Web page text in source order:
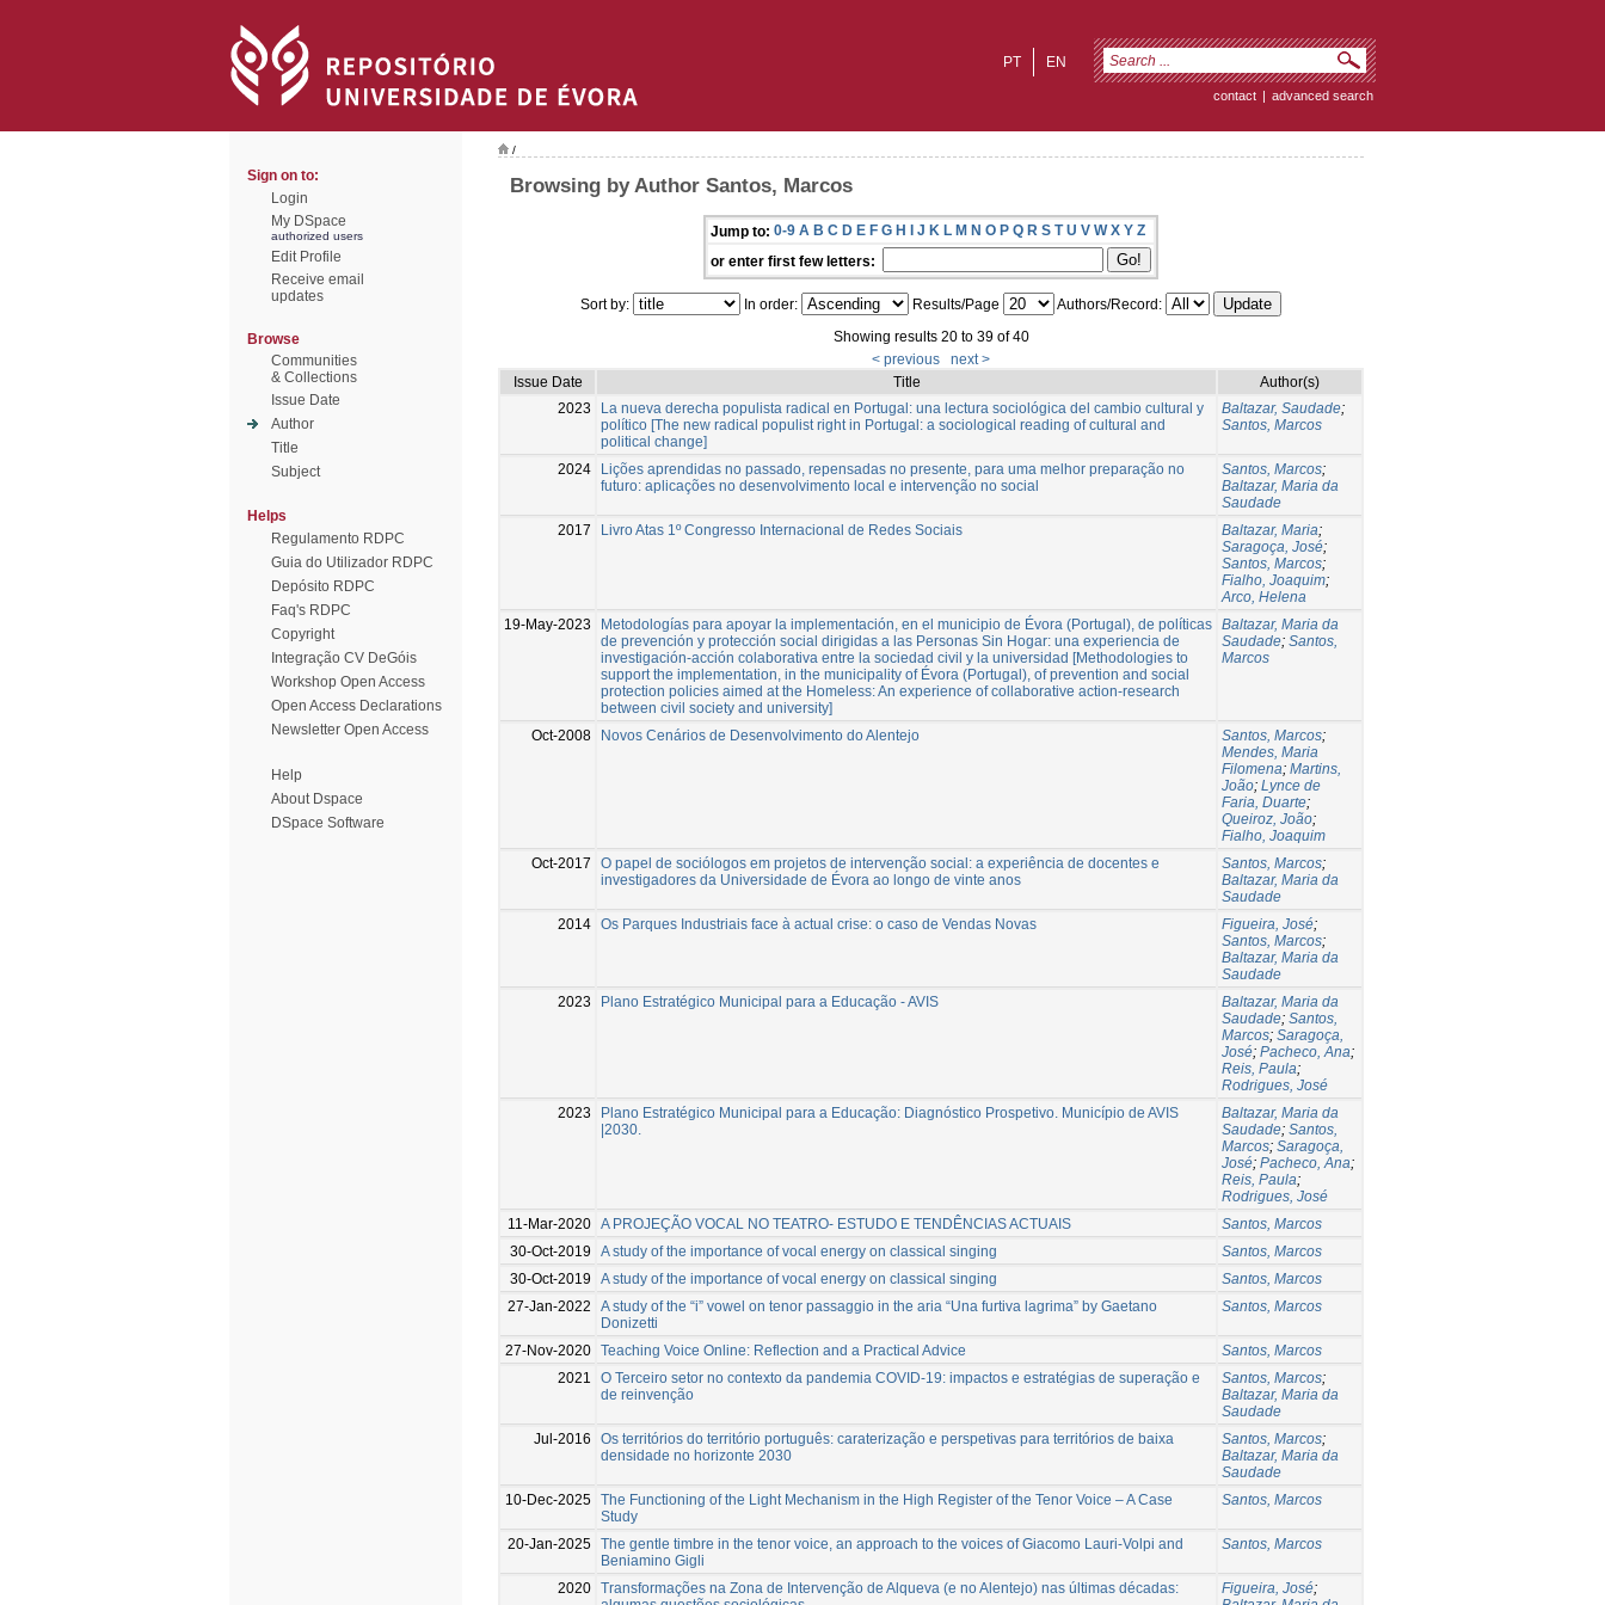
EN
PT
contact | advanced search
Sign on to:
Login
My DSpace
authorized users
Edit Profile
Receive email
updates
Browse
Communities
& Collections
Issue Date
Author
Title
Subject
Helps
Regulamento RDPC
Guia do Utilizador RDPC
Depósito RDPC
Faq's RDPC
Copyright
Integração CV DeGóis
Workshop Open Access
Open Access Declarations
Newsletter Open Access
Help
About Dspace
DSpace Software
/
Browsing by Author Santos, Marcos
Jump to: 0-9 A B C D E F G H I J K L M N O P Q R S T U V W X Y Z
or enter first few letters:
Sort by: In order: Results/Page
Authors/Record:
Showing results 20 to 39 of 40
< previous
next >
Issue Date
Title
Author(s)
2023
La nueva derecha populista radical en Portugal: una lectura sociológica del cambio cultural y
político [The new radical populist right in Portugal: a sociological reading of cultural and
political change]
Baltazar, Saudade;
Santos, Marcos
2024
Lições aprendidas no passado, repensadas no presente, para uma melhor preparação no
futuro: aplicações no desenvolvimento local e intervenção no social
Santos, Marcos;
Baltazar, Maria da
Saudade
2017
Livro Atas 1º Congresso Internacional de Redes Sociais Baltazar, Maria;
Saragoça, José;
Santos, Marcos;
Fialho, Joaquim;
Arco, Helena
19-May-2023
Metodologías para apoyar la implementación, en el municipio de Évora (Portugal), de políticas
de prevención y protección social dirigidas a las Personas Sin Hogar: una experiencia de
investigación-acción colaborativa entre la sociedad civil y la universidad [Methodologies to
support the implementation, in the municipality of Évora (Portugal), of prevention and social
protection policies aimed at the Homeless: An experience of collaborative action-research
between civil society and university]
Baltazar, Maria da
Saudade; Santos,
Marcos
Oct-2008 Novos Cenários de Desenvolvimento do Alentejo Santos, Marcos;
Mendes, Maria
Filomena; Martins,
João; Lynce de
Faria, Duarte;
Queiroz, João;
Fialho, Joaquim
Oct-2017
O papel de sociólogos em projetos de intervenção social: a experiência de docentes e
investigadores da Universidade de Évora ao longo de vinte anos
Santos, Marcos;
Baltazar, Maria da
Saudade
2014 Os Parques Industriais face à actual crise: o caso de Vendas Novas Figueira, José;
Santos, Marcos;
Baltazar, Maria da
Saudade
2023
Plano Estratégico Municipal para a Educação - AVIS
Baltazar, Maria da
Saudade; Santos,
Marcos; Saragoça,
José; Pacheco, Ana;
Reis, Paula;
Rodrigues, José
2023
Plano Estratégico Municipal para a Educação: Diagnóstico Prospetivo. Município de AVIS
|2030.
Baltazar, Maria da
Saudade; Santos,
Marcos; Saragoça,
José; Pacheco, Ana;
Reis, Paula;
Rodrigues, José
11-Mar-2020 A PROJEÇÃO VOCAL NO TEATRO- ESTUDO E TENDÊNCIAS ACTUAIS
Santos, Marcos
30-Oct-2019
A study of the importance of vocal energy on classical singing
Santos, Marcos
30-Oct-2019
A study of the importance of vocal energy on classical singing
Santos, Marcos
27-Jan-2022
A study of the “i” vowel on tenor passaggio in the aria “Una furtiva lagrima” by Gaetano
Donizetti
Santos, Marcos
27-Nov-2020 Teaching Voice Online: Reflection and a Practical Advice
Santos, Marcos
2021
O Terceiro setor no contexto da pandemia COVID-19: impactos e estratégias de superação e
de reinvenção
Santos, Marcos;
Baltazar, Maria da
Saudade
Jul-2016
Os territórios do território português: caraterização e perspetivas para territórios de baixa
densidade no horizonte 2030
Santos, Marcos;
Baltazar, Maria da
Saudade
10-Dec-2025 The Functioning of the Light Mechanism in the High Register of the Tenor Voice – A Case
Study
Santos, Marcos
20-Jan-2025 The gentle timbre in the tenor voice, an approach to the voices of Giacomo Lauri-Volpi and
Beniamino Gigli
Santos, Marcos
2020 Transformações na Zona de Intervenção de Alqueva (e no Alentejo) nas últimas décadas:
Figueira, José;